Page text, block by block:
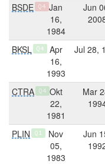
BSDE Q4 Jan
16,
1984
Jun
BKSL Q4
Apr
16,
1993
Jul 28,
CTRA Q4 Okt
22,
1981
Mar
PLIN Q1
Nov
05,
1983
Jun